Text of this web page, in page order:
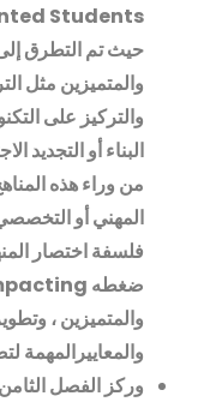
Students
حيث تم التطرق إلى
والمتميزين مثل
والتركيز على
البناء أو التجديد
من وراء هذه
المهني أو
فلسفة اختصار
ضغطه
والمتميزين ،
والمعاييرالمهمة
وركز الفصل